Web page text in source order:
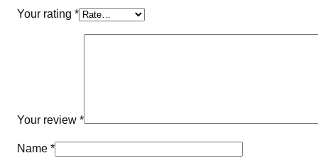
Your rating *
Your review *
Name *